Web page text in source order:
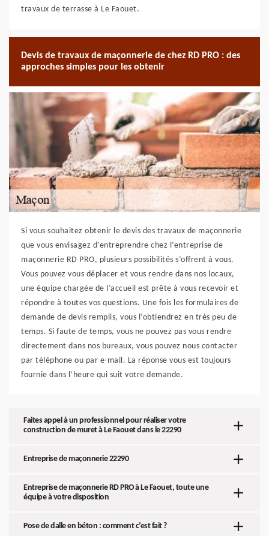
travaux de terrasse à Le Faouet.
Devis de travaux de maçonnerie de chez RD PRO : des
approches simples pour les obtenir
Si vous souhaitez obtenir le devis des travaux de maçonnerie
que vous envisagez d’entreprendre chez l’entreprise de
maçonnerie RD PRO, plusieurs possibilités s’offrent à vous.
Vous pouvez vous déplacer et vous rendre dans nos locaux,
une équipe chargée de l’accueil est prête à vous recevoir et
répondre à toutes vos questions. Une fois les formulaires de
demande de devis remplis, vous l’obtiendrez en très peu de
temps. Si faute de temps, vous ne pouvez pas vous rendre
directement dans nos bureaux, vous pouvez nous contacter
par téléphone ou par e-mail. La réponse vous est toujours
fournie dans l’heure qui suit votre demande.
Faites appel à un professionnel pour réaliser votre
construction de muret à Le Faouet dans le 22290
Entreprise de maçonnerie 22290
Entreprise de maçonnerie RD PRO à Le Faouet, toute une
équipe à votre disposition
Pose de dalle en béton : comment c’est fait ?